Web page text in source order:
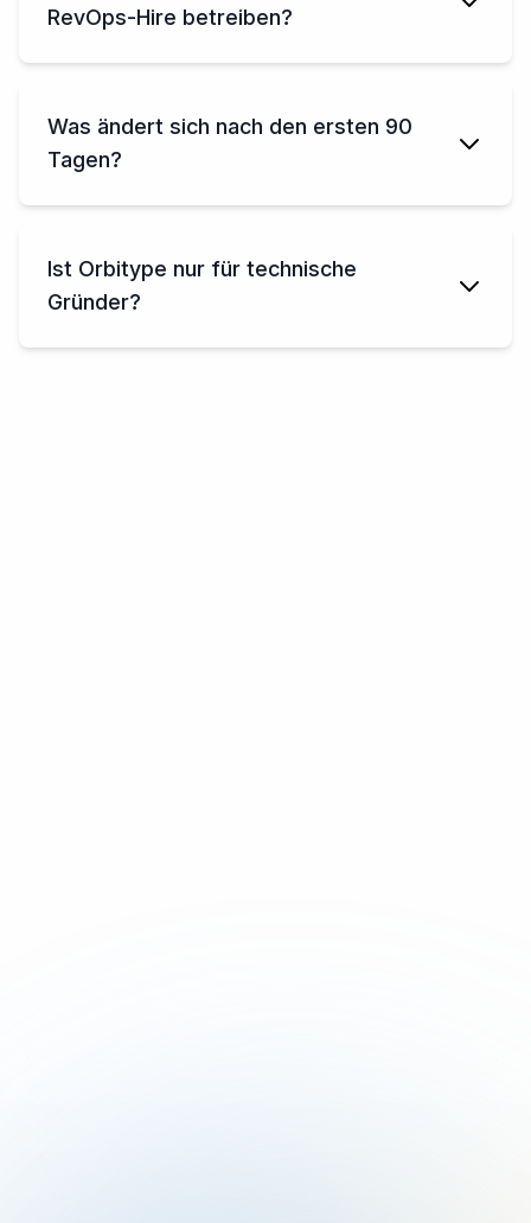
RevOps-Hire betreiben?
Was ändert sich nach den ersten 90
Tagen?
Ist Orbitype nur für technische
Gründer?